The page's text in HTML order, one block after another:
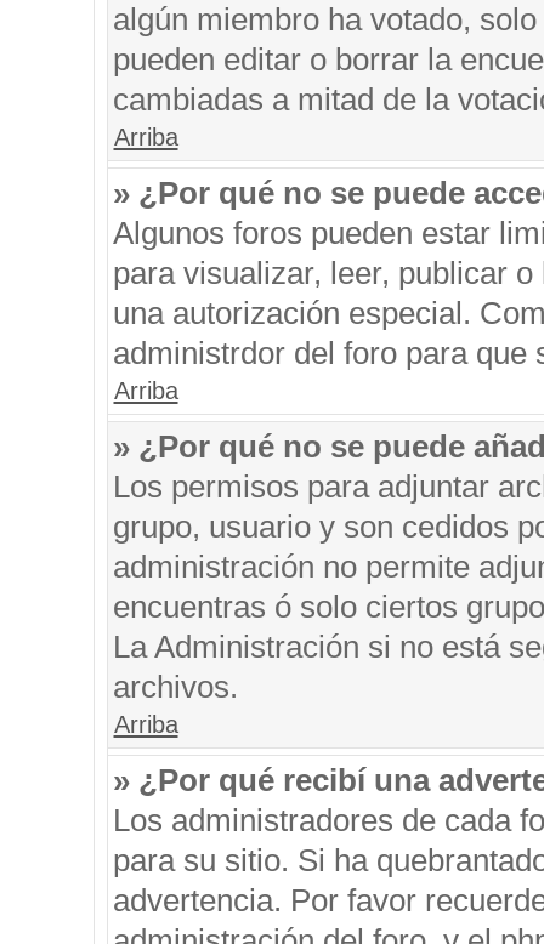
algún miembro ha votado,
pueden editar o borrar la
cambiadas a mitad de la
Arriba
» ¿Por qué no se puede
Algunos foros pueden estar
para visualizar, leer, publicar
una autorización especial.
administrdor del foro para que
Arriba
» ¿Por qué no se puede
Los permisos para adjuntar
grupo, usuario y son cedidos
administración no permite
encuentras ó solo ciertos
La Administración si no está
archivos.
Arriba
» ¿Por qué recibí una
Los administradores de cada
para su sitio. Si ha
advertencia. Por favor